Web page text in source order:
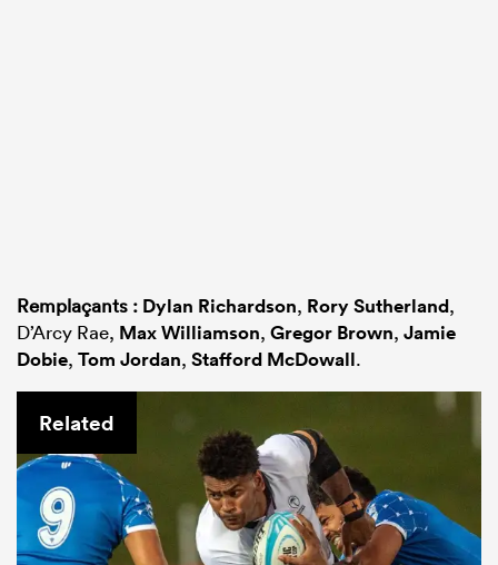
Remplaçants : Dylan Richardson, Rory Sutherland,
D’Arcy Rae, Max Williamson, Gregor Brown, Jamie
Dobie, Tom Jordan, Stafford McDowall.
Related